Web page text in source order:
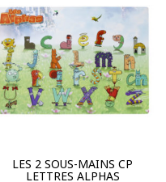
LES 2 SOUS-MAINS CP
LETTRES ALPHAS